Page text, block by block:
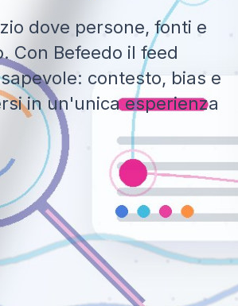
dove persone, fonti e
Con Befeedo il feed
contesto, bias e
in un'unica esperienza